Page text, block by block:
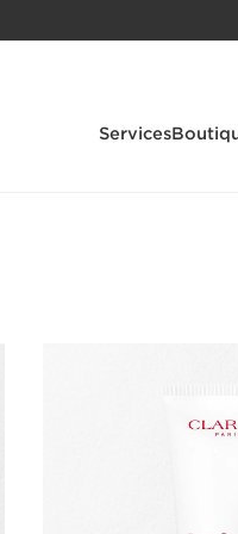
Services